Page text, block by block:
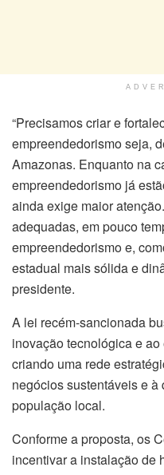
“Precisamos criar e
empreendedorismo seja,
Amazonas. Enquanto na
empreendedorismo já
ainda exige maior
adequadas, em pouco
empreendedorismo e,
estadual mais sólida e
presidente.
A lei recém-sancionada
inovação tecnológica e
criando uma rede
negócios sustentáveis e
população local.
Conforme a proposta, os
incentivar a instalação de